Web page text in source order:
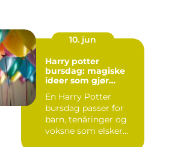
10. jun
Harry potter
bursdag: magiske
ideer som gjør
uforglemmelig
En Harry Potter
bursdag passer for
barn, tenåringer og
voksne som elsker